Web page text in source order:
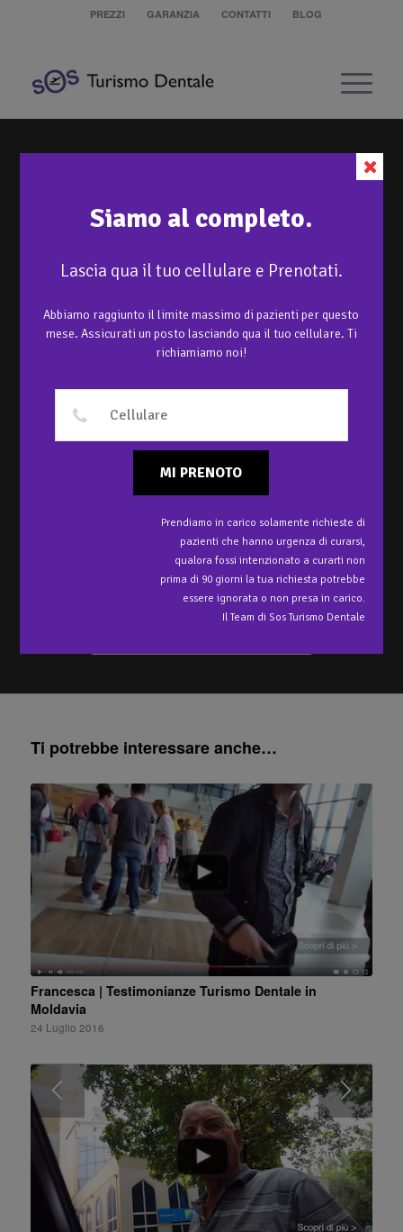
PREZZI GARANZIA CONTATTI BLOG
COSA SI INTENDE
QUANDO SI PARLA DI
ESTETICA IN
ODONTOIATRIA?
Estetica in odontoiatria, quali sono i materiali che permettono di
raggiungerla? Quali i protocolli? Quali le differenze tra capsule in
ceramica senza metallo e con metallo?
Voglio un Preventivo
Ti potrebbe interessare anche…
Francesca | Testimonianze Turismo Dentale in
Moldavia
24 Luglio 2016
Siamo al completo.
Lascia qua il tuo cellulare e Prenotati.
Abbiamo raggiunto il limite massimo di pazienti per questo
mese. Assicurati un posto lasciando qua il tuo cellulare. Ti
richiamiamo noi!
MI PRENOTO
Prendiamo in carico solamente richieste di
pazienti che hanno urgenza di curarsi,
qualora fossi intenzionato a curarti non
prima di 90 giorni la tua richiesta potrebbe
essere ignorata o non presa in carico.
Il Team di Sos Turismo Dentale